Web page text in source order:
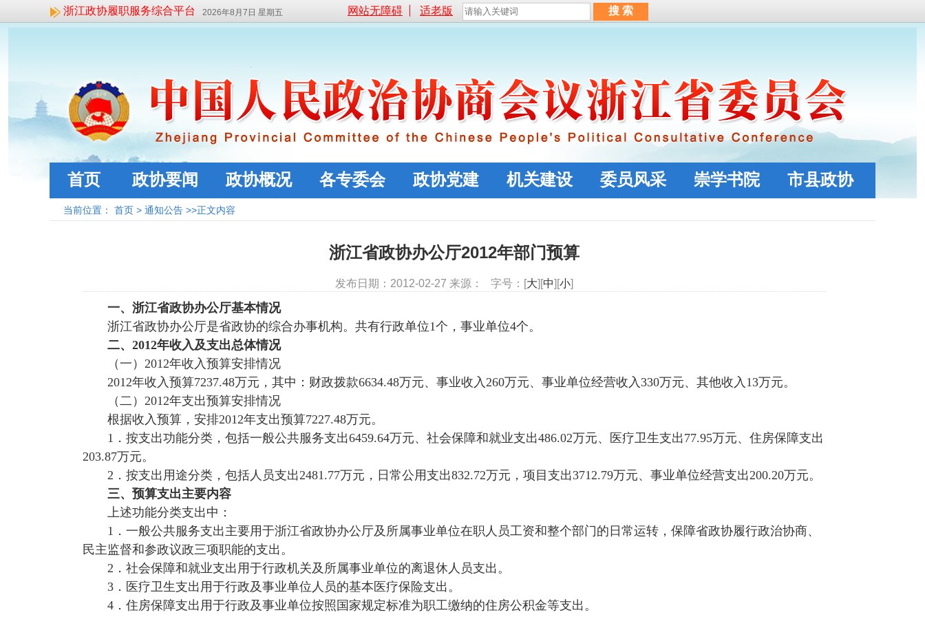
浙江政协履职服务综合平台 网站无障碍 适老版
2026年8月7日 星期五
首页 政协要闻 政协概况 各专委会 政协党建 机关建设 委员风采 崇学书院 市县政协
当前位置： 首页 > 通知公告 >>正文内容
浙江省政协办公厅2012年部门预算
发布日期：2012-02-27 来源： 字号：[大][中][小]
一、浙江省政协办公厅基本情况
浙江省政协办公厅是省政协的综合办事机构。共有行政单位1个，事业单位4个。
二、2012年收入及支出总体情况
（一）2012年收入预算安排情况
2012年收入预算7237.48万元，其中：财政拨款6634.48万元、事业收入260万元、事业单位经营收入330万元、其他收入13万元。
（二）2012年支出预算安排情况
根据收入预算，安排2012年支出预算7227.48万元。
1 ．按支出功能分类，包括一般公共服务支出6459.64万元、社会保障和就业支出486.02万元、医疗卫生支出77.95万元、住房保障支出
203.87万元。
2 ．按支出用途分类，包括人员支出2481.77万元，日常公用支出832.72万元，项目支出3712.79万元、事业单位经营支出200.20万元。
三、预算支出主要内容
上述功能分类支出中：
1 ．一般公共服务支出主要用于浙江省政协办公厅及所属事业单位在职人员工资和整个部门的日常运转，保障省政协履行政治协商、
民主监督和参政议政三项职能的支出。
2 ．社会保障和就业支出用于行政机关及所属事业单位的离退休人员支出。
3 ．医疗卫生支出用于行政及事业单位人员的基本医疗保险支出。
4 ．住房保障支出用于行政及事业单位按照国家规定标准为职工缴纳的住房公积金等支出。